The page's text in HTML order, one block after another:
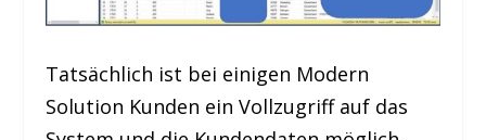
Tatsächlich ist bei einigen Modern
Solution Kunden ein Vollzugriff auf das